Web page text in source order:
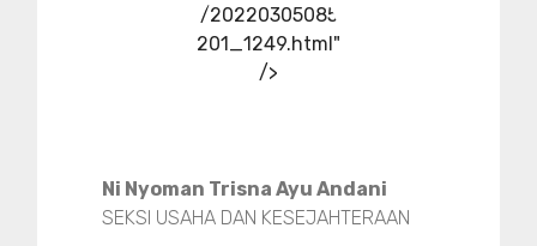
/20220305085
201_1249.html"
/>
Ni Nyoman Trisna Ayu Andani
SEKSI USAHA DAN KESEJAHTERAAN